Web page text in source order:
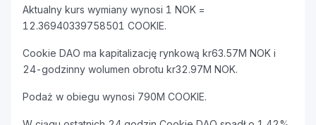
Aktualny kurs wymiany wynosi 1 NOK =
12.36940339758501 COOKIE.
Cookie DAO ma kapitalizację rynkową kr63.57M NOK i
24-godzinny wolumen obrotu kr32.97M NOK.
Podaż w obiegu wynosi 790M COOKIE.